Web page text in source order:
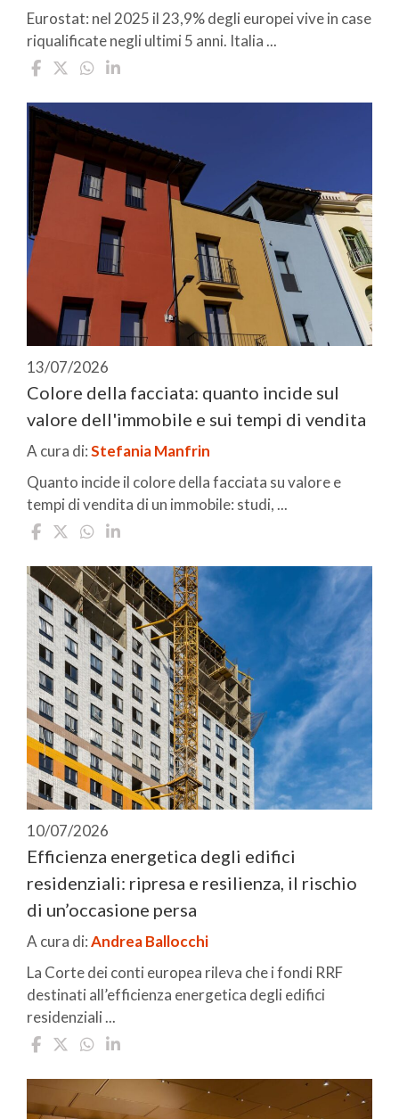
Eurostat: nel 2025 il 23,9% degli europei vive in case
riqualificate negli ultimi 5 anni. Italia ...
13/07/2026
Colore della facciata: quanto incide sul
valore dell'immobile e sui tempi di vendita
A cura di:Stefania Manfrin
Quanto incide il colore della facciata su valore e
tempi di vendita di un immobile: studi, ...
10/07/2026
Efficienza energetica degli edifici
residenziali: ripresa e resilienza, il rischio
di un’occasione persa
A cura di:Andrea Ballocchi
La Corte dei conti europea rileva che i fondi RRF
destinati all’efficienza energetica degli edifici
residenziali ...